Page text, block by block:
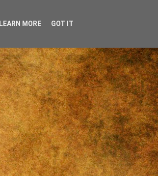
LEARN MORE GOT IT